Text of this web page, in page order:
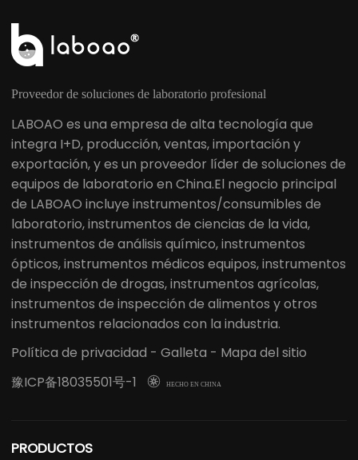
Proveedor de soluciones de laboratorio profesional
LABOAO es una empresa de alta tecnología que
integra I+D, producción, ventas, importación y
exportación, y es un proveedor líder de soluciones de
equipos de laboratorio en China.El negocio principal
de LABOAO incluye instrumentos/consumibles de
laboratorio, instrumentos de ciencias de la vida,
instrumentos de análisis químico, instrumentos
ópticos, instrumentos médicos equipos, instrumentos
de inspección de drogas, instrumentos agrícolas,
instrumentos de inspección de alimentos y otros
instrumentos relacionados con la industria.
Política de privacidad - Galleta - Mapa del sitio
豫ICP备18035501号-1
 HECHO EN CHINA
PRODUCTOS